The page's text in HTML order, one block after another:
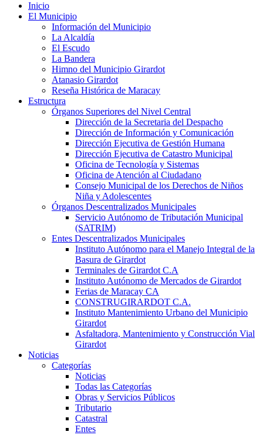
Inicio
El Municipio
Información del Municipio
La Alcaldía
El Escudo
La Bandera
Himno del Municipio Girardot
Atanasio Girardot
Reseña Histórica de Maracay
Estructura
Órganos Superiores del Nivel Central
Dirección de la Secretaria del Despacho
Dirección de Información y Comunicación
Dirección Ejecutiva de Gestión Humana
Dirección Ejecutiva de Catastro Municipal
Oficina de Tecnología y Sistemas
Oficina de Atención al Ciudadano
Consejo Municipal de los Derechos de Niños
Niña y Adolescentes
Órganos Descentralizados Municipales
Servicio Autónomo de Tributación Municipal
(SATRIM)
Entes Descentralizados Municipales
Instituto Autónomo para el Manejo Integral de la
Basura de Girardot
Terminales de Girardot C.A
Instituto Autónomo de Mercados de Girardot
Ferias de Maracay CA
CONSTRUGIRARDOT C.A.
Instituto Mantenimiento Urbano del Municipio
Girardot
Asfaltadora, Mantenimiento y Construcción Vial
Girardot
Noticias
Categorías
Noticias
Todas las Categorías
Obras y Servicios Públicos
Tributario
Catastral
Entes